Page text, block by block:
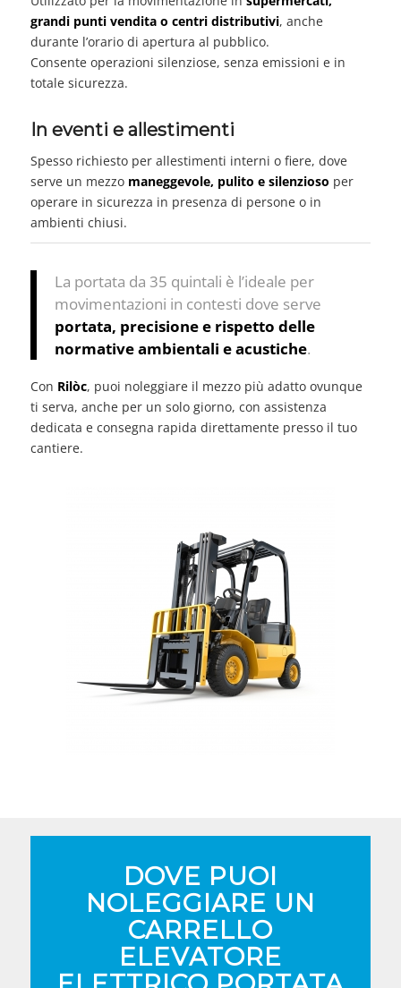
grandi punti vendita o centri distributivi, anche
durante l’orario di apertura al pubblico.
Consente operazioni silenziose, senza emissioni e in
totale sicurezza.
In eventi e allestimenti
Spesso richiesto per allestimenti interni o fiere, dove
serve un mezzo maneggevole, pulito e silenzioso per
operare in sicurezza in presenza di persone o in
ambienti chiusi.
La portata da 35 quintali è l’ideale per
movimentazioni in contesti dove serve
portata, precisione e rispetto delle
normative ambientali e acustiche.
Con Rilòc, puoi noleggiare il mezzo più adatto ovunque
ti serva, anche per un solo giorno, con assistenza
dedicata e consegna rapida direttamente presso il tuo
cantiere.
DOVE PUOI
NOLEGGIARE UN
CARRELLO
ELEVATORE